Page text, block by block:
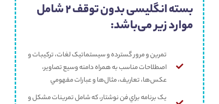
بسته انگلیسی بدون توقف 2 شامل
موارد زیر می‌باشد:
تمرين و مرور گسترده و سيستماتيک لغات، ترکيبات و
اصطلاحات مناسب به همراه دامنه وسيع تصاوير،
عکس‌ها، تعاريف، مثال‌ها و عبارات مفهومي
يک برنامه براي فن نوشتار، که شامل تمرينات مشکل و